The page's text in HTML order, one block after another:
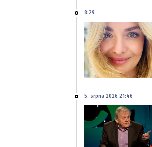
8:29
5. srpna 2026 21:46